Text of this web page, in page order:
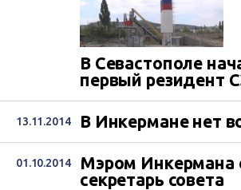
В Севастополе
первый резидент
13.11.2014 В Инкермане нет
01.10.2014
Мэром Инкермана
секретарь совета